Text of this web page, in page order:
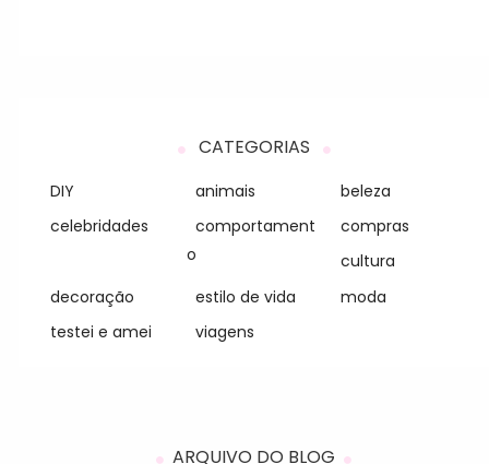
CATEGORIAS
DIY animais
beleza
celebridades
comportament
o
compras
cultura
decoração
estilo de vida
moda
testei e amei
viagens
ARQUIVO DO BLOG